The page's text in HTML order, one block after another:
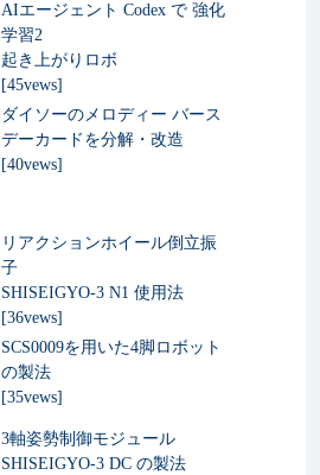
AIエージェント Codex で 強化
学習2
起き上がりロボ
[45vews]
ダイソーのメロディー バース
デーカードを分解・改造
[40vews]
リアクションホイール倒立振
子
SHISEIGYO-3 N1 使用法
[36vews]
SCS0009を用いた4脚ロボット
の製法
[35vews]
3軸姿勢制御モジュール
SHISEIGYO-3 DC の製法